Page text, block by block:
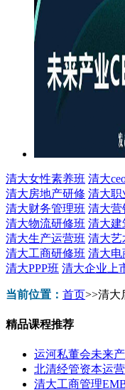
清大女性素养班 清大
清大房地产研修 清大职
清大财务管理班 清大营
清大物流研修班 清大建
清大生产运营班 清大艺
清大工商研修班 清大电
清大PPP班 清大企业上
当前位置： 首页>>清大
精品课程推荐
运河私董会未来
北清经管资本运
清大工商管理